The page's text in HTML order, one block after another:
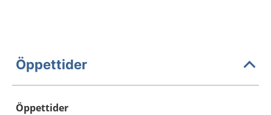
Öppettider
Öppettider